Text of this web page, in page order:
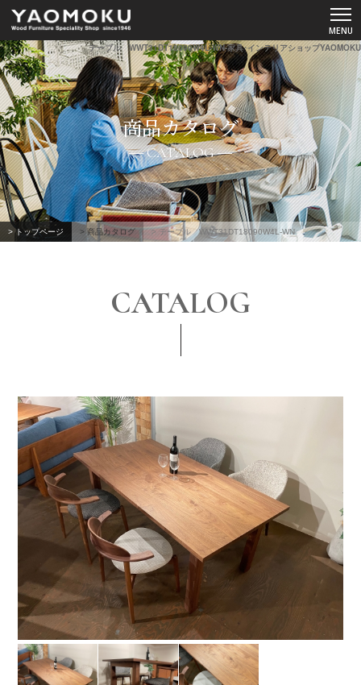
ショールーム
YAOMOKUについて
商品カタログ
スペシャルコンテンツ
テーブル WWT31DT18090W4L-WN-家具･インテリアショップYAOMOKU
商品カタログ
CATALOG
> トップページ > 商品カタログ > テーブル WWT31DT18090W4L-WN
CATALOG